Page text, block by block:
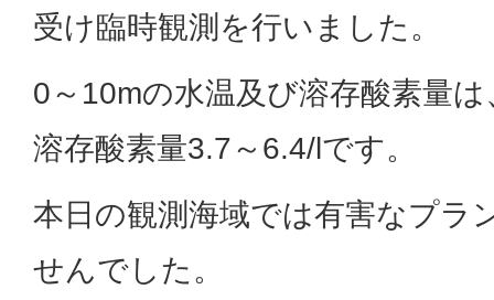
受け臨時観測を行いました。
0～10mの水温及び溶存酸素量
溶存酸素量3.7～6.4/lです。
本日の観測海域では有害なプラ
せんでした。